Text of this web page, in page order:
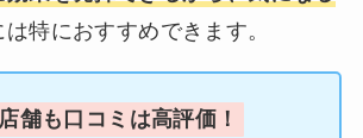
は特におすすめできます。
舗も口コミは高評価！